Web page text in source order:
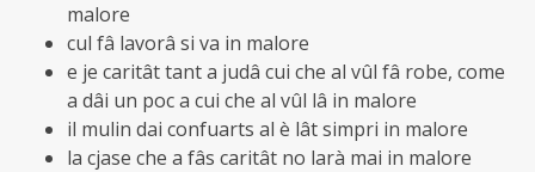
malore
cul fâ lavorâ si va in malore
e je caritât tant a judâ cui che al vûl fâ robe, come
a dâi un poc a cui che al vûl lâ in malore
il mulin dai confuarts al è lât simpri in malore
la cjase che a fâs caritât no larà mai in malore